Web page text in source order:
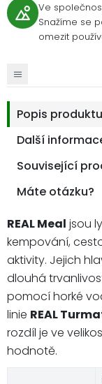
Ve
Snažíme se
omezit
Popis produktu
Další
Související
Máte otázku?
REAL Meal jsou
kempování,
aktivity. Jejich
dlouhá
pomocí horké
linie REAL
rozdíl je ve
hodnotě.